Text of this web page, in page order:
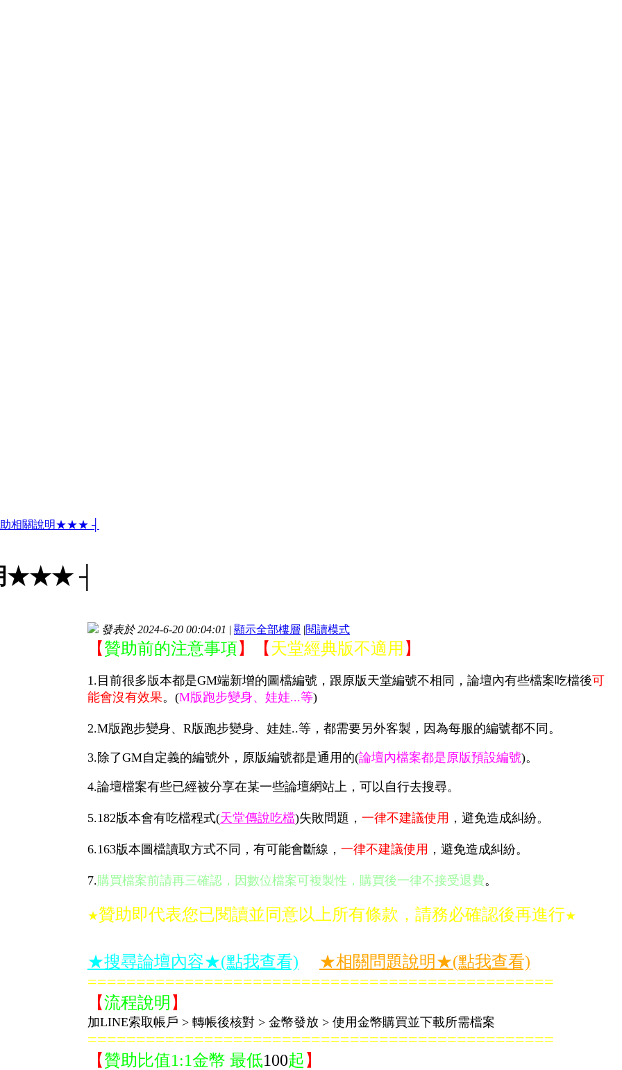
相關說明★★★ ┤
★★★ ┤
發表於 2024-6-20 00:04:01 | 顯示全部樓層 |閱讀模式
【贊助前的注意事項】 【天堂經典版不適用 】
1.目前很多版本都是GM端新增的圖檔編號，跟原版天堂編號不相同，論壇內有些檔案吃檔後可
能會沒有效果。(M版跑步變身、娃娃...等)
2.M版跑步變身、R版跑步變身、娃娃..等 ， 都需要另外客製，因為每服的編號都不同 。
3.除了GM自定義的編號外，原版編號都是通用的(論壇內檔案都是原版預設編號)。
4.論壇檔案有些已經被分享在某一些論壇網站上，可以自行去搜尋。
5.182版本會有吃檔程式(天堂傳說吃檔)失敗問題 ， 一律不建議使用 ，避免造成糾紛。
6.163版本 圖檔讀取方式不同 ，有可能會斷線， 一律不建議使用 ，避免造成糾紛。
7.購買檔案前請再三確認，因數位檔案可複製性，購買後一律不接受退費。
★贊助即代表您已閱讀並同意以上所有條款，請務必確認後再進行★
★搜尋論壇內容★(點我查看)
★相關問題說明★(點我查看)
================================================
【流程說明 】
加LINE索取帳戶 > 轉帳後核對 > 金幣發放 > 使用金幣購買並下載所需檔案
================================================
【贊助比值1:1金幣 最低100起 】